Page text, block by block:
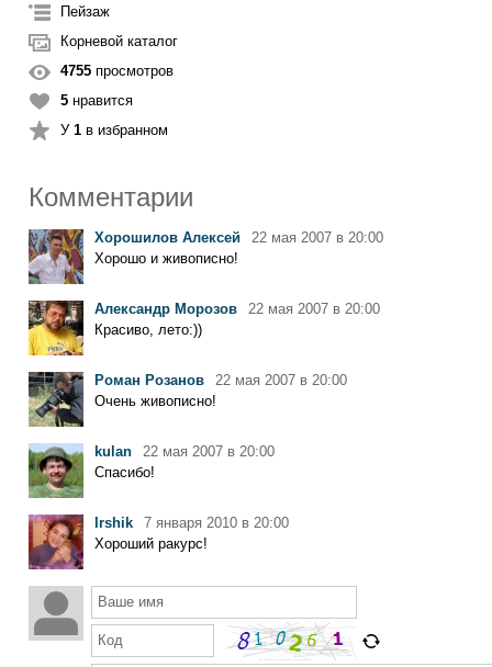
Пейзаж
Корневой каталог
4755 просмотров
5 нравится
У 1 в избранном
Комментарии
Хорошилов Алексей
22 мая 2007 в 20:00
Хорошо и живописно!
Александр Морозов
22 мая 2007 в 20:00
Красиво, лето:))
Роман Розанов
22 мая 2007 в 20:00
Очень живописно!
kulan
22 мая 2007 в 20:00
Спасибо!
Irshik
7 января 2010 в 20:00
Хороший ракурс!
Ваше имя
Код